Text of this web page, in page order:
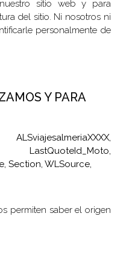
sitio web y para
del sitio. Ni nosotros ni
personalmente de
Y PARA
LastQuoteId_Moto,
Section, WLSource,
permiten saber el origen